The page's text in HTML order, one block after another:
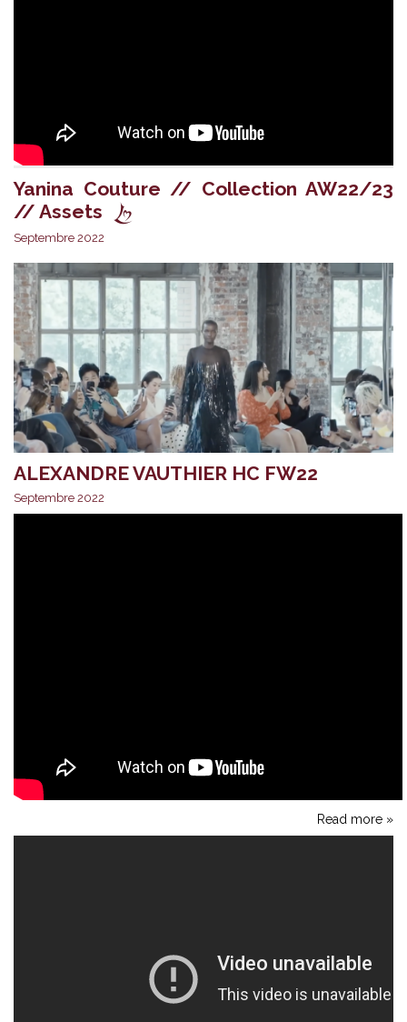
Yanina Couture // Collection AW22/23
// Assets
Septembre 2022
ALEXANDRE VAUTHIER HC FW22
Septembre 2022
Read more »